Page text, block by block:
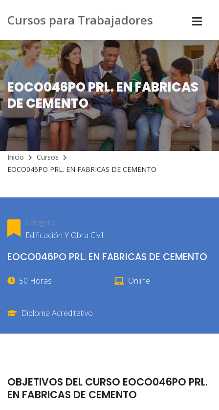
Cursos para Trabajadores
EOCO046PO PRL. EN FABRICAS
DE CEMENTO
Inicio
Cursos
EOCO046PO PRL. EN FABRICAS DE CEMENTO
Categoría
Edificación Y Obra Civil
EOCO046PO PRL. EN FABRICAS DE CEMENTO
50 Horas Online
Diploma Acreditativo
OBJETIVOS DEL CURSO EOCO046PO PRL.
EN FABRICAS DE CEMENTO